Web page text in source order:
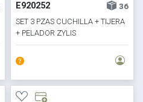
E920252
36
SET 3 PZAS CUCHILLA + TIJERA
+ PELADOR ZYLIS